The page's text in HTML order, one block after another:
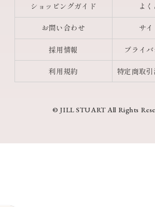
ショッピングガイド よ
お問い合わせ サ
採用情報 プライ
利用規約 特定商取
© JILL STUART All Rights